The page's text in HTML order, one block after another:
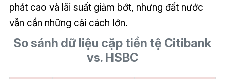
phát cao và lãi suất giảm bớt, nhưng đất nước
vẫn cần những cải cách lớn.
So sánh dữ liệu cặp tiền tệ Citibank
vs. HSBC